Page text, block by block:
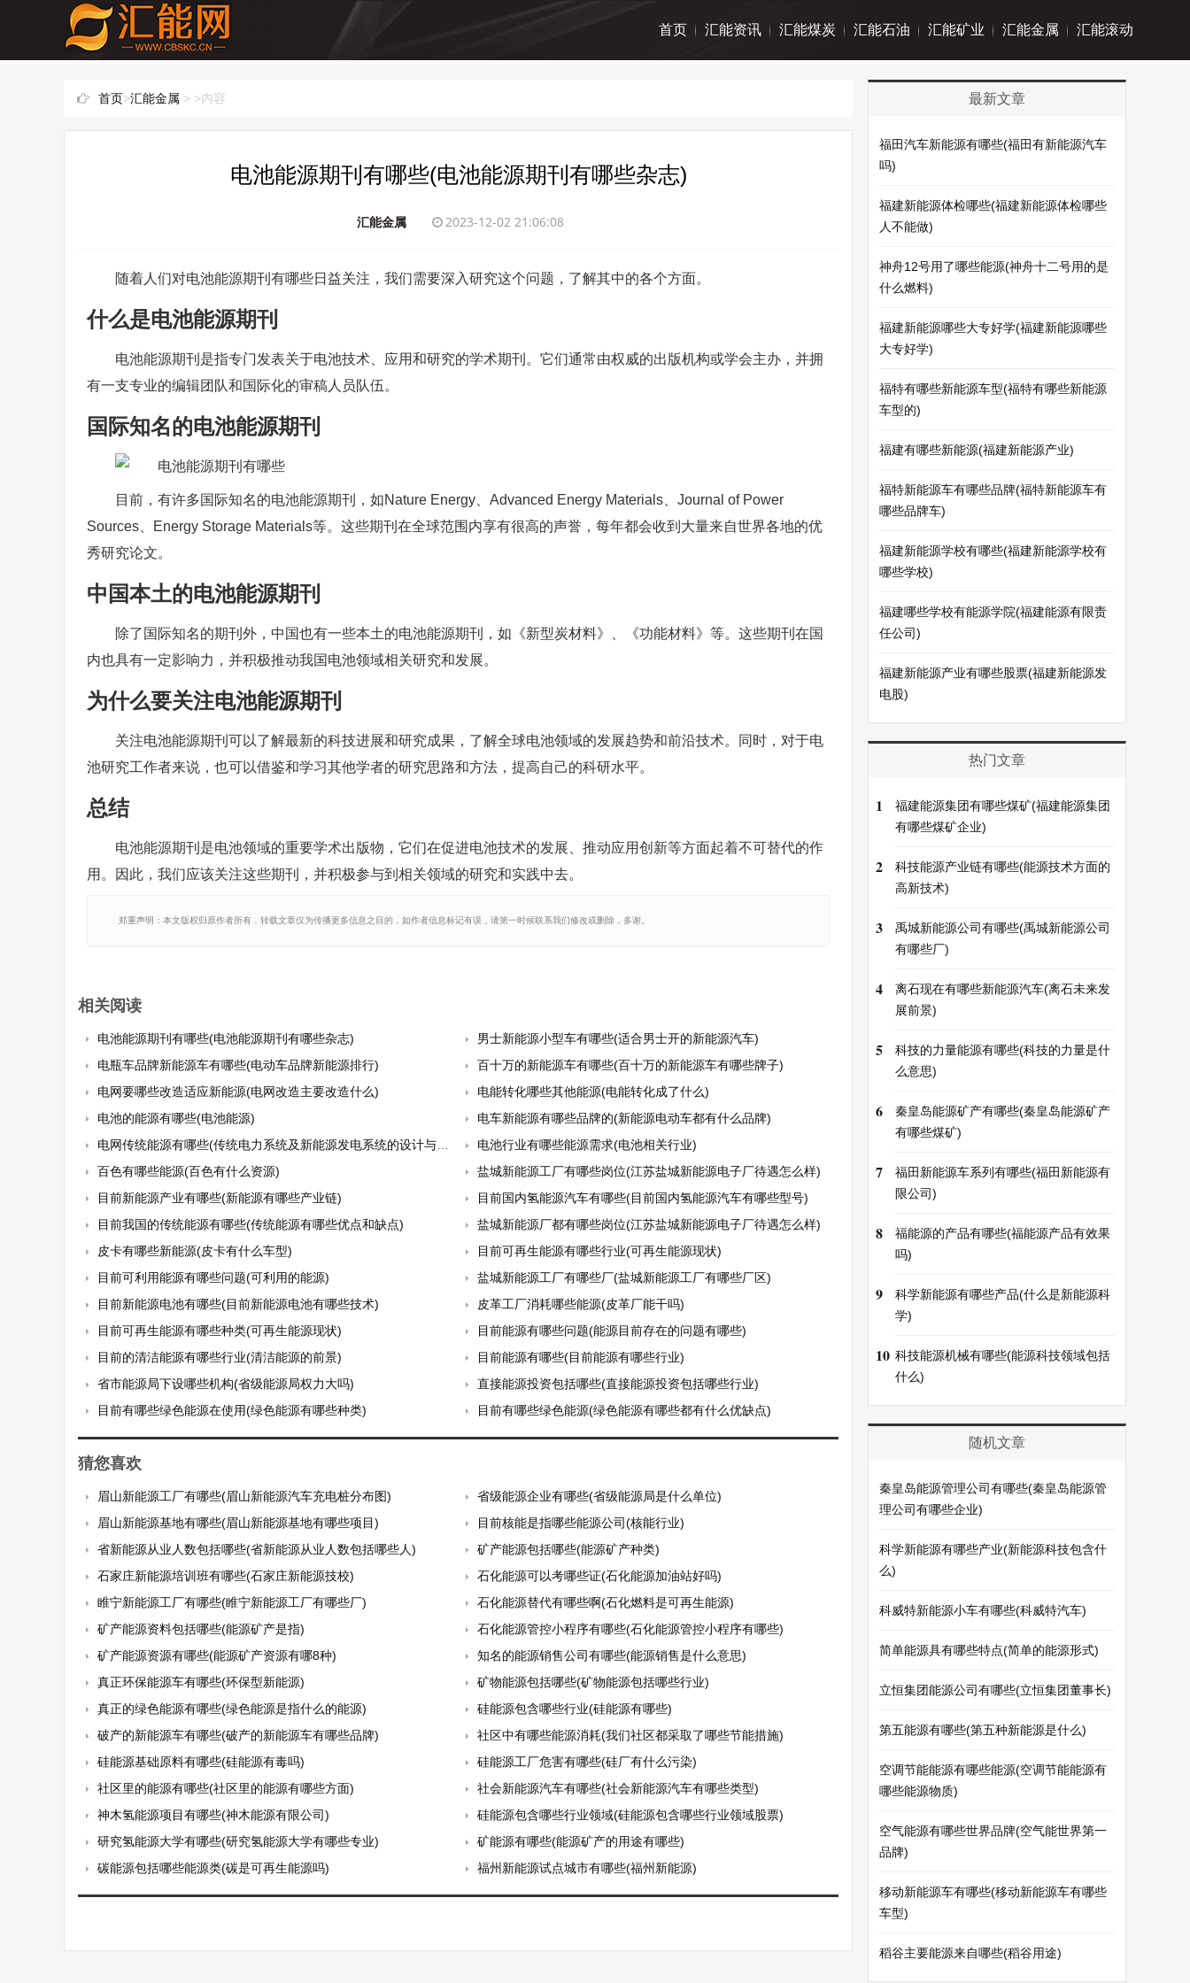
首页 汇能资讯 汇能煤炭 汇能石油 汇能矿业 汇能金属 汇能滚动
首页>汇能金属 > >内容
电池能源期刊有哪些(电池能源期刊有哪些杂志)
汇能金属 2023-12-02 21:06:08
随着人们对电池能源期刊有哪些日益关注，我们需要深入研究这个问题，了解其中的各个方面。
什么是电池能源期刊
电池能源期刊是指专门发表关于电池技术、应用和研究的学术期刊。它们通常由权威的出版机构或学会主办，并拥
有一支专业的编辑团队和国际化的审稿人员队伍。
国际知名的电池能源期刊
目前，有许多国际知名的电池能源期刊，如Nature Energy、Advanced Energy Materials、Journal of Power
Sources、Energy Storage Materials等。这些期刊在全球范围内享有很高的声誉，每年都会收到大量来自世界各地的优
秀研究论文。
中国本土的电池能源期刊
除了国际知名的期刊外，中国也有一些本土的电池能源期刊，如《新型炭材料》、《功能材料》等。这些期刊在国
内也具有一定影响力，并积极推动我国电池领域相关研究和发展。
为什么要关注电池能源期刊
关注电池能源期刊可以了解最新的科技进展和研究成果，了解全球电池领域的发展趋势和前沿技术。同时，对于电
池研究工作者来说，也可以借鉴和学习其他学者的研究思路和方法，提高自己的科研水平。
总结
电池能源期刊是电池领域的重要学术出版物，它们在促进电池技术的发展、推动应用创新等方面起着不可替代的作
用。因此，我们应该关注这些期刊，并积极参与到相关领域的研究和实践中去。
郑重声明：本文版权归原作者所有，转载文章仅为传播更多信息之目的，如作者信息标记有误，请第一时候联系我们修改或删除，多谢。
相关阅读
电池能源期刊有哪些(电池能源期刊有哪些杂志)
男士新能源小型车有哪些(适合男士开的新能源汽车)
电瓶车品牌新能源车有哪些(电动车品牌新能源排行)
百十万的新能源车有哪些(百十万的新能源车有哪些牌子)
电网要哪些改造适应新能源(电网改造主要改造什么)
电能转化哪些其他能源(电能转化成了什么)
电池的能源有哪些(电池能源)
电车新能源有哪些品牌的(新能源电动车都有什么品牌)
电网传统能源有哪些(传统电力系统及新能源发电系统的设计与分析)
电池行业有哪些能源需求(电池相关行业)
百色有哪些能源(百色有什么资源)
盐城新能源工厂有哪些岗位(江苏盐城新能源电子厂待遇怎么样)
目前新能源产业有哪些(新能源有哪些产业链)
目前国内氢能源汽车有哪些(目前国内氢能源汽车有哪些型号)
目前我国的传统能源有哪些(传统能源有哪些优点和缺点)
盐城新能源厂都有哪些岗位(江苏盐城新能源电子厂待遇怎么样)
皮卡有哪些新能源(皮卡有什么车型)
目前可再生能源有哪些行业(可再生能源现状)
目前可利用能源有哪些问题(可利用的能源)
盐城新能源工厂有哪些厂(盐城新能源工厂有哪些厂区)
目前新能源电池有哪些(目前新能源电池有哪些技术)
皮革工厂消耗哪些能源(皮革厂能干吗)
目前可再生能源有哪些种类(可再生能源现状)
目前能源有哪些问题(能源目前存在的问题有哪些)
目前的清洁能源有哪些行业(清洁能源的前景)
目前能源有哪些(目前能源有哪些行业)
省市能源局下设哪些机构(省级能源局权力大吗)
直接能源投资包括哪些(直接能源投资包括哪些行业)
目前有哪些绿色能源在使用(绿色能源有哪些种类)
目前有哪些绿色能源(绿色能源有哪些都有什么优缺点)
猜您喜欢
眉山新能源工厂有哪些(眉山新能源汽车充电桩分布图)
省级能源企业有哪些(省级能源局是什么单位)
眉山新能源基地有哪些(眉山新能源基地有哪些项目)
目前核能是指哪些能源公司(核能行业)
省新能源从业人数包括哪些(省新能源从业人数包括哪些人)
矿产能源包括哪些(能源矿产种类)
石家庄新能源培训班有哪些(石家庄新能源技校)
石化能源可以考哪些证(石化能源加油站好吗)
睢宁新能源工厂有哪些(睢宁新能源工厂有哪些厂)
石化能源替代有哪些啊(石化燃料是可再生能源)
矿产能源资料包括哪些(能源矿产是指)
石化能源管控小程序有哪些(石化能源管控小程序有哪些)
矿产能源资源有哪些(能源矿产资源有哪8种)
知名的能源销售公司有哪些(能源销售是什么意思)
真正环保能源车有哪些(环保型新能源)
矿物能源包括哪些(矿物能源包括哪些行业)
真正的绿色能源有哪些(绿色能源是指什么的能源)
硅能源包含哪些行业(硅能源有哪些)
破产的新能源车有哪些(破产的新能源车有哪些品牌)
社区中有哪些能源消耗(我们社区都采取了哪些节能措施)
硅能源基础原料有哪些(硅能源有毒吗)
硅能源工厂危害有哪些(硅厂有什么污染)
社区里的能源有哪些(社区里的能源有哪些方面)
社会新能源汽车有哪些(社会新能源汽车有哪些类型)
神木氢能源项目有哪些(神木能源有限公司)
硅能源包含哪些行业领域(硅能源包含哪些行业领域股票)
研究氢能源大学有哪些(研究氢能源大学有哪些专业)
矿能源有哪些(能源矿产的用途有哪些)
碳能源包括哪些能源类(碳是可再生能源吗)
福州新能源试点城市有哪些(福州新能源)
最新文章
福田汽车新能源有哪些(福田有新能源汽车
吗)
福建新能源体检哪些(福建新能源体检哪些
人不能做)
神舟12号用了哪些能源(神舟十二号用的是
什么燃料)
福建新能源哪些大专好学(福建新能源哪些
大专好学)
福特有哪些新能源车型(福特有哪些新能源
车型的)
福建有哪些新能源(福建新能源产业)
福特新能源车有哪些品牌(福特新能源车有
哪些品牌车)
福建新能源学校有哪些(福建新能源学校有
哪些学校)
福建哪些学校有能源学院(福建能源有限责
任公司)
福建新能源产业有哪些股票(福建新能源发
电股)
热门文章
1
福建能源集团有哪些煤矿(福建能源集团
有哪些煤矿企业)
2
科技能源产业链有哪些(能源技术方面的
高新技术)
3
禹城新能源公司有哪些(禹城新能源公司
有哪些厂)
4
离石现在有哪些新能源汽车(离石未来发
展前景)
5
科技的力量能源有哪些(科技的力量是什
么意思)
6
秦皇岛能源矿产有哪些(秦皇岛能源矿产
有哪些煤矿)
7
福田新能源车系列有哪些(福田新能源有
限公司)
8
福能源的产品有哪些(福能源产品有效果
吗)
9
科学新能源有哪些产品(什么是新能源科
学)
10 科技能源机械有哪些(能源科技领域包括
什么)
随机文章
秦皇岛能源管理公司有哪些(秦皇岛能源管
理公司有哪些企业)
科学新能源有哪些产业(新能源科技包含什
么)
科威特新能源小车有哪些(科威特汽车)
简单能源具有哪些特点(简单的能源形式)
立恒集团能源公司有哪些(立恒集团董事长)
第五能源有哪些(第五种新能源是什么)
空调节能能源有哪些能源(空调节能能源有
哪些能源物质)
空气能源有哪些世界品牌(空气能世界第一
品牌)
移动新能源车有哪些(移动新能源车有哪些
车型)
稻谷主要能源来自哪些(稻谷用途)